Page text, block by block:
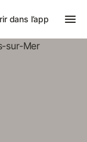
dans l’app